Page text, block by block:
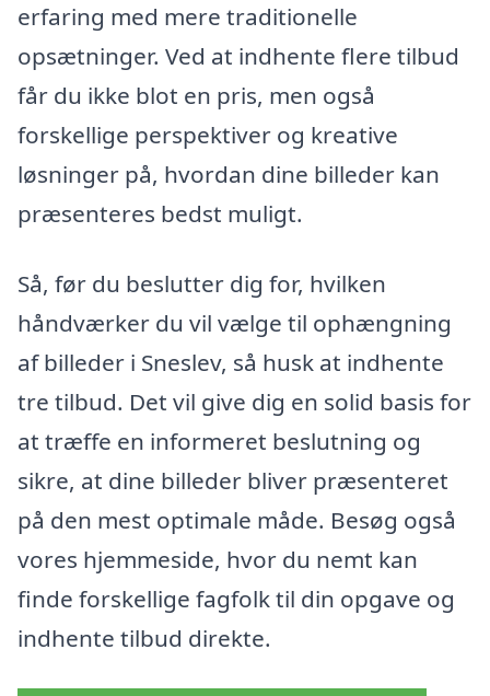
erfaring med mere traditionelle
opsætninger. Ved at indhente flere tilbud
får du ikke blot en pris, men også
forskellige perspektiver og kreative
løsninger på, hvordan dine billeder kan
præsenteres bedst muligt.
Så, før du beslutter dig for, hvilken
håndværker du vil vælge til ophængning
af billeder i Sneslev, så husk at indhente
tre tilbud. Det vil give dig en solid basis for
at træffe en informeret beslutning og
sikre, at dine billeder bliver præsenteret
på den mest optimale måde. Besøg også
vores hjemmeside, hvor du nemt kan
finde forskellige fagfolk til din opgave og
indhente tilbud direkte.